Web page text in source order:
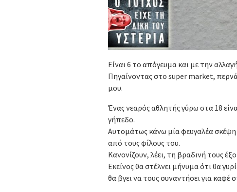
Είναι 6 το απόγευμα και με την
Πηγαίνοντας στο super market,
μου.
Ένας νεαρός αθλητής γύρω στα 18
γήπεδο.
Αυτομάτως κάνω μία φευγαλέα σκέψη
από τους φίλους του.
Κανονίζουν, λέει, τη βραδινή τους
Εκείνος θα στέλνει μήνυμα ότι θα
θα βγει να τους συναντήσει για καφέ